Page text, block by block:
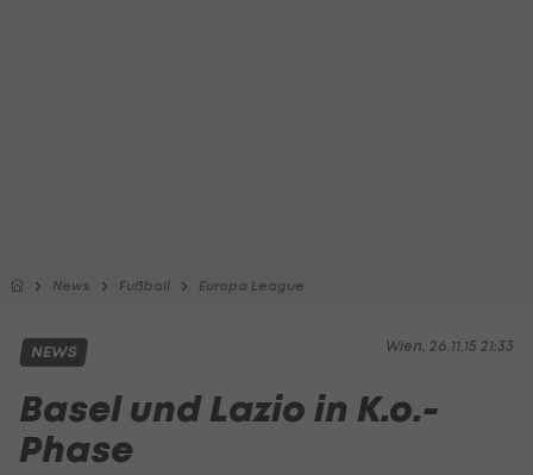
News Fußball Europa League
Wien, 26.11.15 21:33
NEWS
Basel und Lazio in K.o.-
Phase